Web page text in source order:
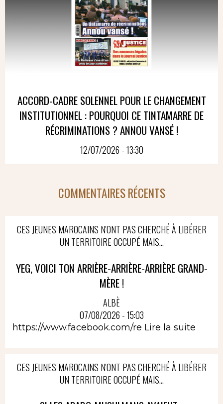
ACCORD-CADRE SOLENNEL POUR LE CHANGEMENT
INSTITUTIONNEL : POURQUOI CE TINTAMARRE DE
RÉCRIMINATIONS ? ANNOU VANSÉ !
12/07/2026 - 13:30
COMMENTAIRES RÉCENTS
CES JEUNES MAROCAINS N'ONT PAS CHERCHÉ À LIBÉRER
UN TERRITOIRE OCCUPÉ MAIS...
YEG, VOICI TON ARRIÈRE-ARRIÈRE-ARRIÈRE GRAND-
MÈRE !
ALBÈ
07/08/2026 - 15:03
https://www.facebook.com/re Lire la suite
CES JEUNES MAROCAINS N'ONT PAS CHERCHÉ À LIBÉRER
UN TERRITOIRE OCCUPÉ MAIS...